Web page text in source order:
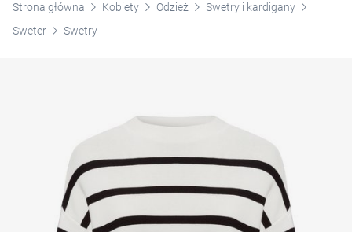
Strona główna Kobiety Odzież
Swetry i kardigany
Sweter
Swetry